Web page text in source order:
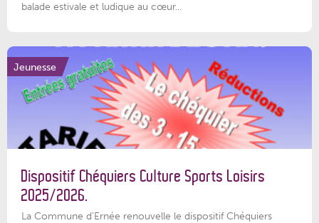
balade estivale et ludique au cœur...
Jeunesse
Dispositif Chéquiers Culture Sports Loisirs
2025/2026.
La Commune d'Ernée renouvelle le dispositif Chéquiers